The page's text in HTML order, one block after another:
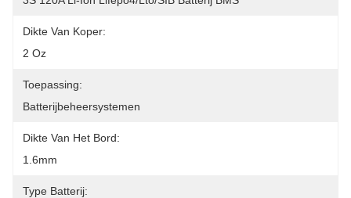
Dikte Van Koper:
2 Oz
Toepassing:
Batterijbeheersystemen
Dikte Van Het Bord:
1.6mm
Type Batterij: